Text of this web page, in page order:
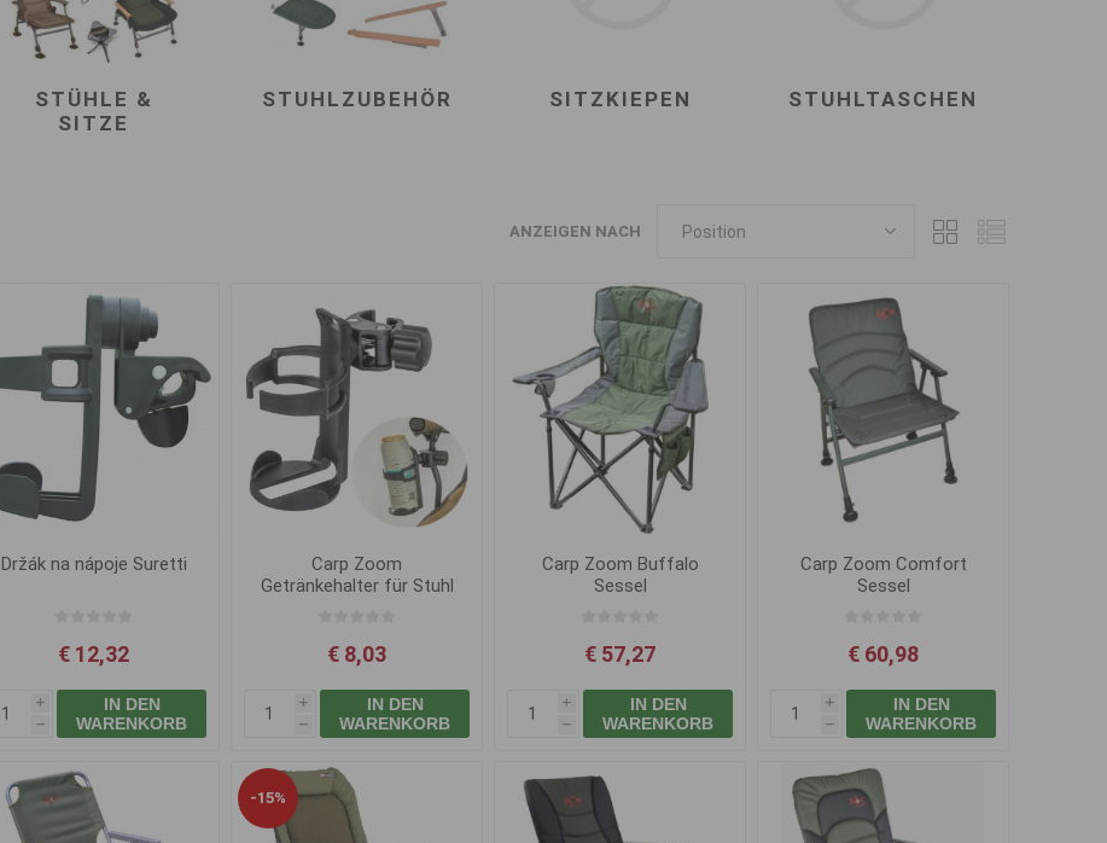
STÜHLE &
SITZE
STUHLZUBEHÖR SITZKIEPEN STUHLTASCHEN
ANZEIGEN NACH
Držák na nápoje Suretti
€ 12,32
i
h
IN DEN
WARENKORB
Carp Zoom
Getränkehalter für Stuhl
€ 8,03
i
h
IN DEN
WARENKORB
Carp Zoom Buffalo
Sessel
€ 57,27
i
h
IN DEN
WARENKORB
Carp Zoom Comfort
Sessel
€ 60,98
i
h
IN DEN
WARENKORB
-15%